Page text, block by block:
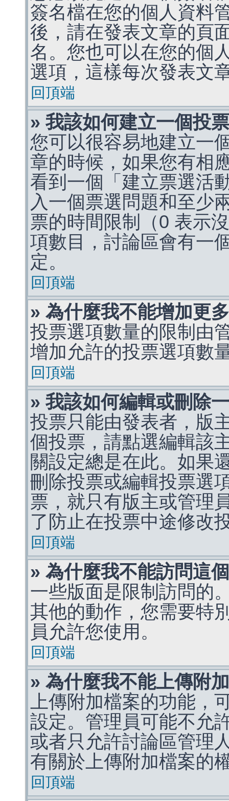
簽名檔在您的個人資料
後，請在發表文章的頁
名。您也可以在您的個
選項，這樣每次發表文
回頂端
» 我該如何建立一個投
您可以很容易地建立一
章的時候，如果您有相
看到一個「建立票選活
入一個票選問題和至少
票的時間限制（0 表示
項數目，討論區會有一
定。
回頂端
» 為什麼我不能增加更
投票選項數量的限制由
增加允許的投票選項數
回頂端
» 我該如何編輯或刪除
投票只能由發表者，版
個投票，請點選編輯該
關設定總是在此。如果
刪除投票或編輯投票選
票，就只有版主或管理
了防止在投票中途修改
回頂端
» 為什麼我不能訪問這
一些版面是限制訪問的
其他的動作，您需要特
員允許您使用。
回頂端
» 為什麼我不能上傳附
上傳附加檔案的功能，
設定。管理員可能不允
或者只允許討論區管理
有關於上傳附加檔案的
回頂端